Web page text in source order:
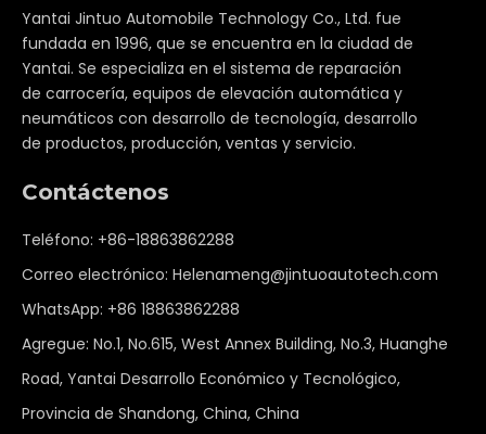
Yantai Jintuo Automobile Technology Co., Ltd. fue
fundada en 1996, que se encuentra en la ciudad de
Yantai. Se especializa en el sistema de reparación
de carrocería, equipos de elevación automática y
neumáticos con desarrollo de tecnología, desarrollo
de productos, producción, ventas y servicio.
Contáctenos
Teléfono: +86-18863862288
Correo electrónico: Helenameng@jintuoautotech.com
WhatsApp: +86 18863862288
Agregue: No.1, No.615, West Annex Building, No.3, Huanghe
Road, Yantai Desarrollo Económico y Tecnológico,
Provincia de Shandong, China, China